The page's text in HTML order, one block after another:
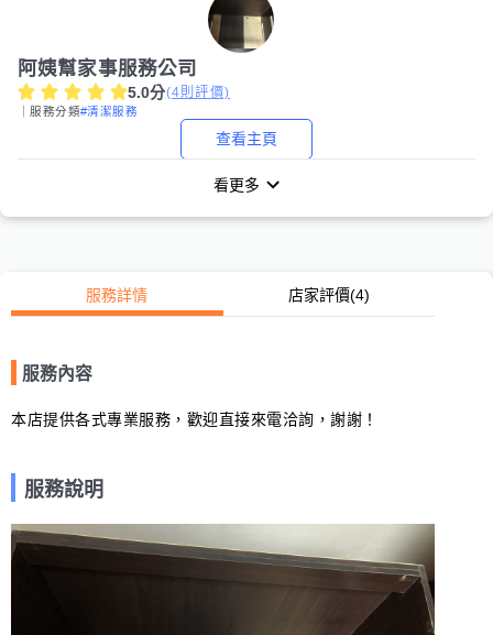
阿姨幫家事服務公司
5.0分(4則評價)
｜服務分類#清潔服務
查看主頁
看更多
服務詳情 店家評價(4)
服務內容
本店提供各式專業服務，歡迎直接來電洽詢，謝謝！
服務說明